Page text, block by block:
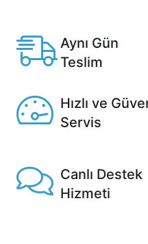
Aynı Gün
Teslim
Hızlı ve
Servis
Canlı Destek
Hizmeti